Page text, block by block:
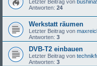
Letzter Beitrag von
Antworten: 24
Werkstatt räumen
Letzter Beitrag von
Antworten: 3
DVB-T2 einbauen
Letzter Beitrag von
Antworten: 3